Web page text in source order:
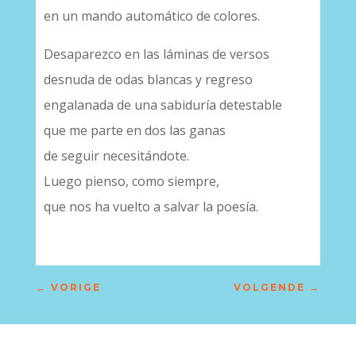
en un mando automático de colores.
Desaparezco en las láminas de versos
desnuda de odas blancas y regreso
engalanada de una sabiduría detestable
que me parte en dos las ganas
de seguir necesitándote.
Luego pienso, como siempre,
que nos ha vuelto a salvar la poesía.
← VORIGE VOLGENDE →